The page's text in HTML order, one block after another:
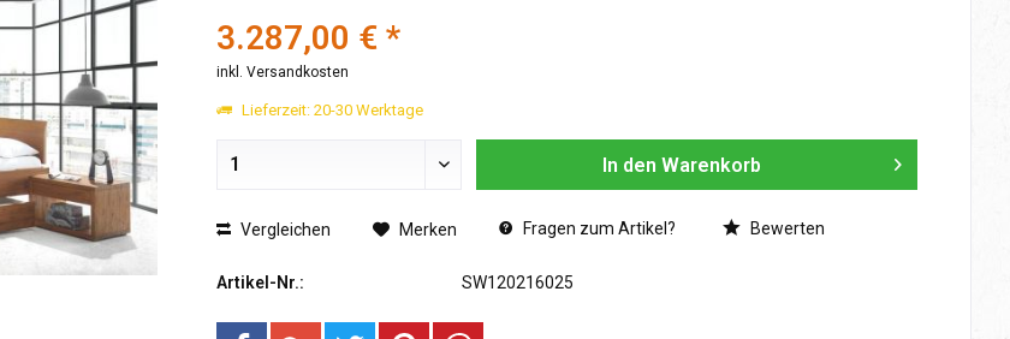
3.287,00 € *
inkl. Versandkosten
Lieferzeit: 20-30 Werktage
In den Warenkorb
Vergleichen Merken Fragen zum Artikel? Bewerten
Artikel-Nr.: SW120216025